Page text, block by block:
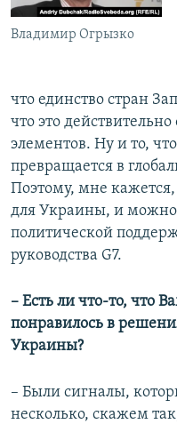
Владимир Огрызко
что единство стран
что это
элементов. Ну и то,
превращается в
Поэтому, мне
для Украины, и можно
политической
руководства G7.
– Есть ли что-то, что
понравилось в
Украины?
– Были сигналы,
несколько, скажем